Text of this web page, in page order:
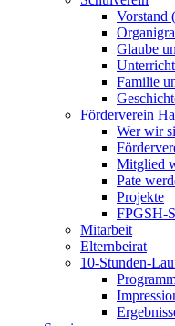
Vorstand
Glaube
Familie
Förderverein
Wer wir
Mitglied
Pate
Projekte
FPGSH-
Mitarbeit
Elternbeirat
10-Stunden-